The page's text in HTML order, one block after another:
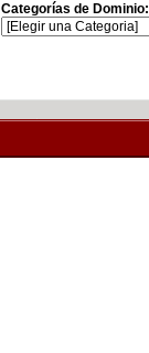
Categorías de Dominio: